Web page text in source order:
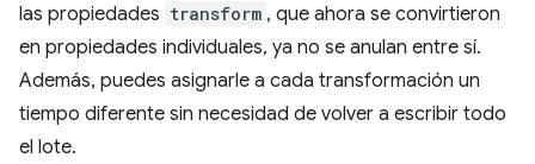
las propiedades transform , que ahora se convirtieron
en propiedades individuales, ya no se anulan entre sí.
Además, puedes asignarle a cada transformación un
tiempo diferente sin necesidad de volver a escribir todo
el lote.